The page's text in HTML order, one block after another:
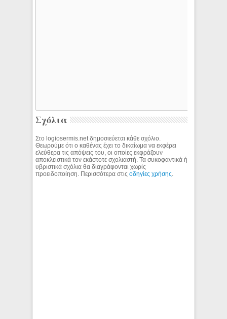
Σχόλια
Στο logiosermis.net δημοσιεύεται κάθε σχόλιο.
Θεωρούμε ότι ο καθένας έχει το δικαίωμα να εκφέρει
ελεύθερα τις απόψεις του, οι οποίες εκφράζουν
αποκλειστικά τον εκάστοτε σχολιαστή. Τα συκοφαντικά ή
υβριστικά σχόλια θα διαγράφονται χωρίς
προειδοποίηση. Περισσότερα στιςοδηγίες χρήσης